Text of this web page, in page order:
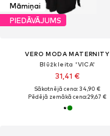
Māmiņai
PIEDĀVĀJUMS
VERO MODA MATERNITY
Blūžkleita 'VICA'
31,41 €
Sākotnējā cena: 34,90 €
Pēdējā zemākā cena:29,67 €